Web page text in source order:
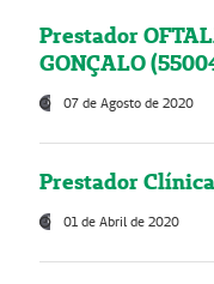
Prestador
GONÇALO
07 de Agosto de 2020
Prestador
01 de Abril de 2020